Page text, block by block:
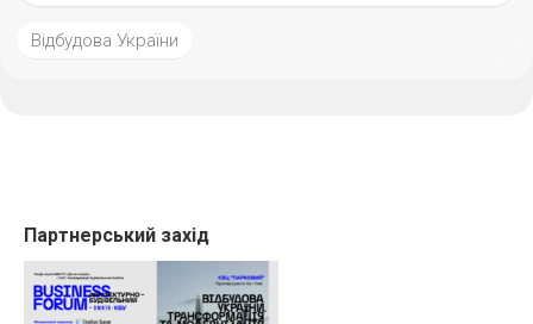
Відбудова України
Партнерський захід